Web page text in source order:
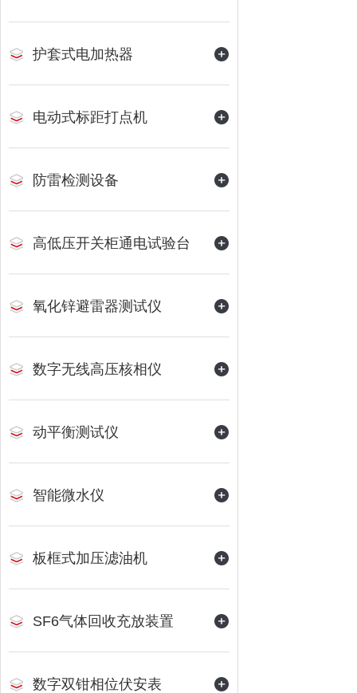
护套式电加热器
电动式标距打点机
防雷检测设备
高低压开关柜通电试验台
氧化锌避雷器测试仪
数字无线高压核相仪
动平衡测试仪
智能微水仪
板框式加压滤油机
SF6气体回收充放装置
数字双钳相位伏安表